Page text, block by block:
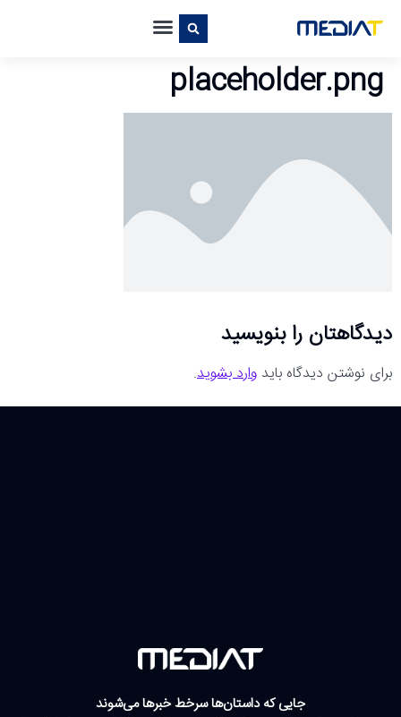
placeholder.png
دیدگاهتان را بنویسید
برای نوشتن دیدگاه باید وارد بشوید.
جایی که داستان‌ها سرخط خبرها می‌شوند